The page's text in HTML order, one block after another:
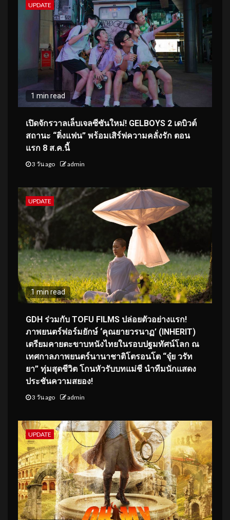
UPDATE
1 min read
เปิดจักรวาลเล็บเจลซีซันใหม่! GELBOYS 2 เดบิวต์
สถานะ “ติ่งแฟน” พร้อมเสิร์ฟความคลั่งรัก ตอน
แรก 8 ส.ค.นี้
3 วัน ago admin
UPDATE
1 min read
GDH ร่วมกับ TOFU FILMS ปล่อยตัวอย่างแรก!
ภาพยนตร์ฟอร์มยักษ์ ‘คุณยายวรนาฏ’ (INHERIT)
เตรียมคายตะขาบหนังไทยในรอบปฐมทัศน์โลก ณ
เทศกาลภาพยนตร์นานาชาติโตรอนโต “จุ๋ย วรัท
ยา” ทุ่มสุดชีวิต โกนหัวรับบทแม่ชี นำทีมนักแสดง
ประชันความสยอง!
3 วัน ago admin
UPDATE